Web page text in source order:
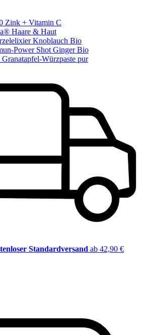
Zink + Vitamin C
Haare & Haut
Knoblauch Bio
Power Shot Ginger Bio
Würzpaste pur
Standardversand ab 42,90 €